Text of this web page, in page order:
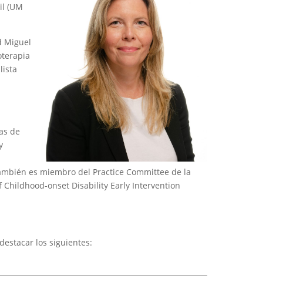
(UM
Miguel
de
es miembro del Practice Committee de la
Childhood-onset Disability Early Intervention
los siguientes: